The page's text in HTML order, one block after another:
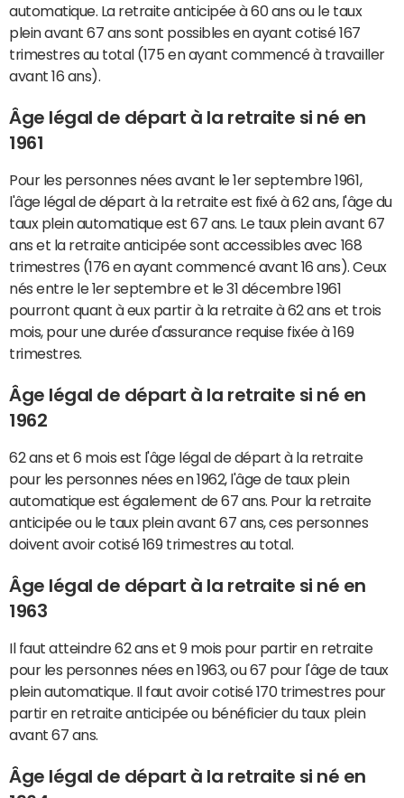
automatique. La retraite anticipée à 60 ans ou le taux
plein avant 67 ans sont possibles en ayant cotisé 167
trimestres au total (175 en ayant commencé à travailler
avant 16 ans).
Âge légal de départ à la retraite si né en
1961
Pour les personnes nées avant le 1er septembre 1961,
l'âge légal de départ à la retraite est fixé à 62 ans, l'âge du
taux plein automatique est 67 ans. Le taux plein avant 67
ans et la retraite anticipée sont accessibles avec 168
trimestres (176 en ayant commencé avant 16 ans). Ceux
nés entre le 1er septembre et le 31 décembre 1961
pourront quant à eux partir à la retraite à 62 ans et trois
mois, pour une durée d'assurance requise fixée à 169
trimestres.
Âge légal de départ à la retraite si né en
1962
62 ans et 6 mois est l'âge légal de départ à la retraite
pour les personnes nées en 1962, l'âge de taux plein
automatique est également de 67 ans. Pour la retraite
anticipée ou le taux plein avant 67 ans, ces personnes
doivent avoir cotisé 169 trimestres au total.
Âge légal de départ à la retraite si né en
1963
Il faut atteindre 62 ans et 9 mois pour partir en retraite
pour les personnes nées en 1963, ou 67 pour l'âge de taux
plein automatique. Il faut avoir cotisé 170 trimestres pour
partir en retraite anticipée ou bénéficier du taux plein
avant 67 ans.
Âge légal de départ à la retraite si né en